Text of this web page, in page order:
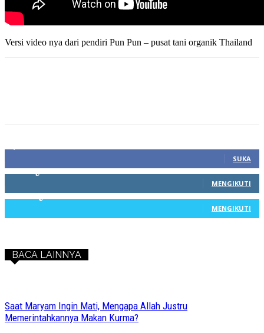
Versi video nya dari pendiri Pun Pun – pusat tani organik Thailand
SUKA
MENGIKUTI
MENGIKUTI
BACA LAINNYA
Saat Maryam Ingin Mati, Mengapa Allah Justru
Memerintahkannya Makan Kurma?